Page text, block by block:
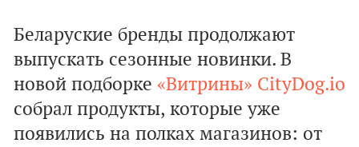
Беларуские бренды продолжают
выпускать сезонные новинки. В
новой подборке «Витрины» CityDog.io
собрал продукты, которые уже
появились на полках магазинов: от